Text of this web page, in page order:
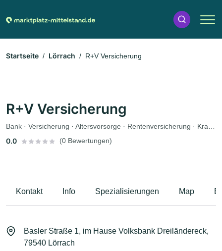
Startseite Lörrach R+V Versicherung
R+V Versicherung
Bank · Versicherung · Altersvorsorge · Rentenversicherung · Krankenversicherung · Autoversicherung
0.0 (0 Bewertungen)
Kontakt Info Spezialisierungen Map
Basler Straße 1, im Hause Volksbank Dreiländereck,
79540 Lörrach